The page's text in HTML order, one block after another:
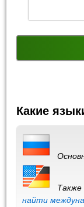
Какие
Также
найти